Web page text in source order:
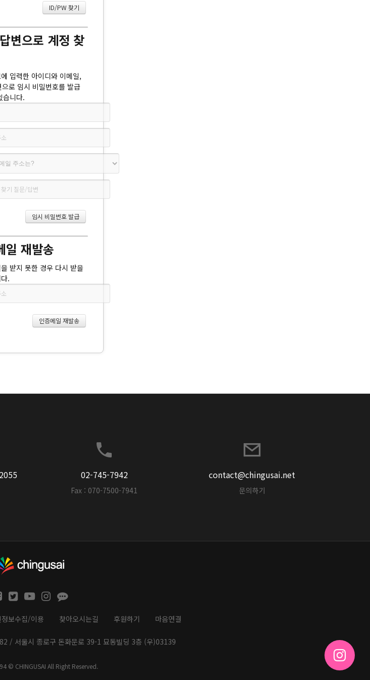
변으로 계정 찾
입력한 아이디와 이메일,
로 임시 비밀번호를 발급
습니다.
일 재발송
받지 못한 경우 다시 받을
.
02-745-7942
Fax : 070-7500-7941
contact@chingusai.net
문의하기
정보수집/이용 찾아오시는길 후원하기 마음연결
/ 서울시 종로구 돈화문로 39-1 묘동빌딩 3층 (우)03139
© CHINGUSAI All Right Reserved.